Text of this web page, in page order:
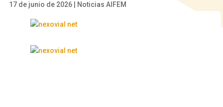
17 de junio de 2026 | Noticias AIFEM